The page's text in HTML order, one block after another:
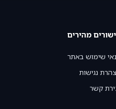
מהירים
שימוש באתר
נגישות
קשר